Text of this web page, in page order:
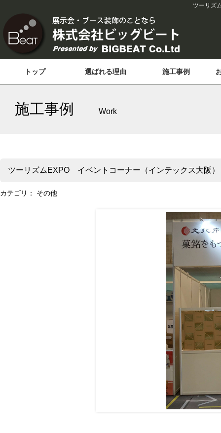
ツーリズ
トップ 選ばれる理由 施工事例
施工事例 Work
ツーリズムEXPO イベントコーナー（インテックス大阪）
カテゴリ： その他